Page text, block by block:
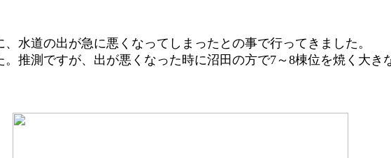
水道の出が急に悪くなってしまったとの事で行ってきました。
推測ですが、出が悪くなった時に沼田の方で7～8棟位を焼く大